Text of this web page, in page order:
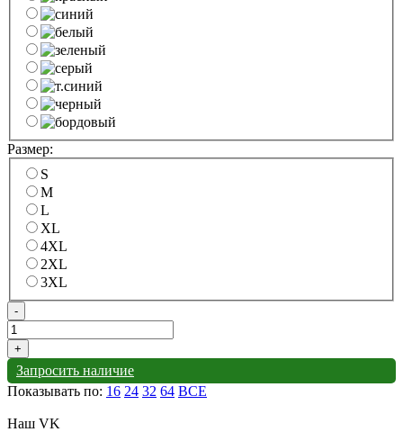
Размер:
S
M
L
XL
4XL
2XL
3XL
-
+
Запросить наличие
Показывать по: 16 24 32 64 ВСЕ
Наш VK